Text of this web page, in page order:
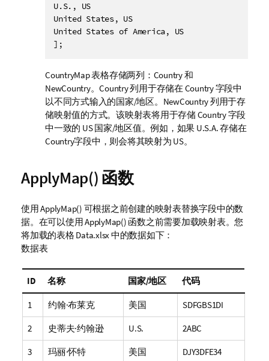
U.S., US
United States, US
United States of America, US
];
CountryMap表格存储两列： Country和
NewCountry。Country列用于存储在 Country字段中
以不同方式输入的国家/地区。 NewCountry列用于存
储映射值的方式。该映射表将用于存储Country字段
中一致的 US国家/地区值。例如，如果 U.S.A.存储在
Country字段中，则会将其映射为 US。
ApplyMap() 函数
使用ApplyMap() 可根据之前创建的映射表替换字段中的数
据。在可以使用ApplyMap() 函数之前需要加载映射表。您
将加载的表格 Data.xlsx 中的数据如下：
数据表
ID 名称 国家/地区 代码
1 约翰·布莱克 美国 SDFGBS1DI
2 史蒂夫·约翰逊 U.S. 2ABC
3 玛丽·怀特 美国 DJY3DFE34